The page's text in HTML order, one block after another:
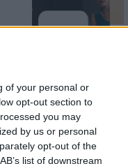
of your personal or
opt-out section to
you may
by us or personal
opt-out of the
list of downstream